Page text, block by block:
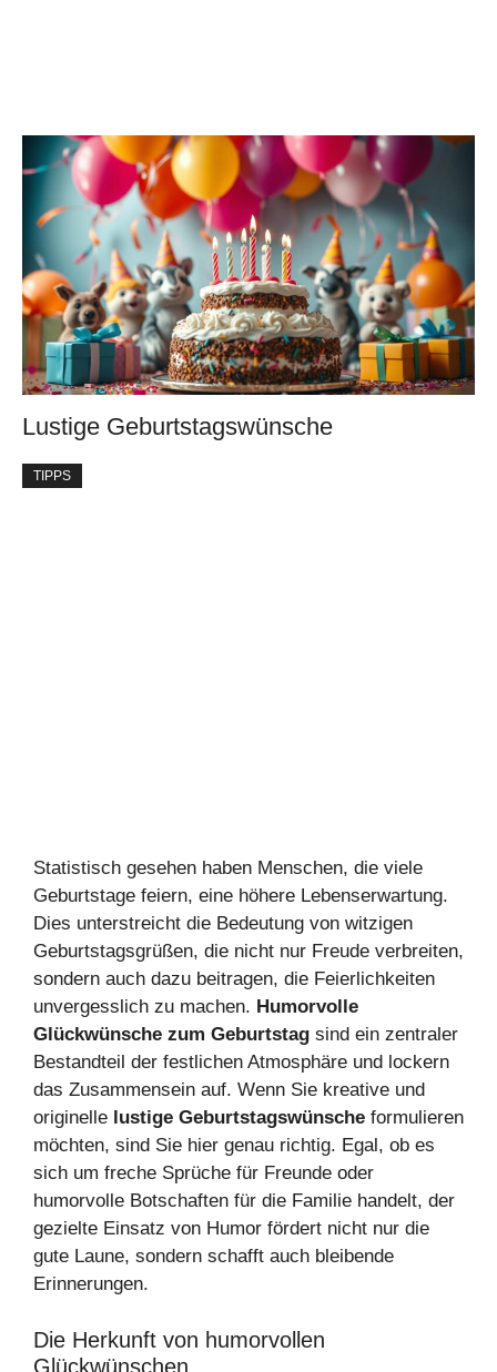
Lustige Geburtstagswünsche
TIPPS
Statistisch gesehen haben Menschen, die viele
Geburtstage feiern, eine höhere Lebenserwartung.
Dies unterstreicht die Bedeutung von witzigen
Geburtstagsgrüßen, die nicht nur Freude verbreiten,
sondern auch dazu beitragen, die Feierlichkeiten
unvergesslich zu machen. Humorvolle
Glückwünsche zum Geburtstag sind ein zentraler
Bestandteil der festlichen Atmosphäre und lockern
das Zusammensein auf. Wenn Sie kreative und
originelle lustige Geburtstagswünsche formulieren
möchten, sind Sie hier genau richtig. Egal, ob es
sich um freche Sprüche für Freunde oder
humorvolle Botschaften für die Familie handelt, der
gezielte Einsatz von Humor fördert nicht nur die
gute Laune, sondern schafft auch bleibende
Erinnerungen.
Die Herkunft von humorvollen
Glückwünschen